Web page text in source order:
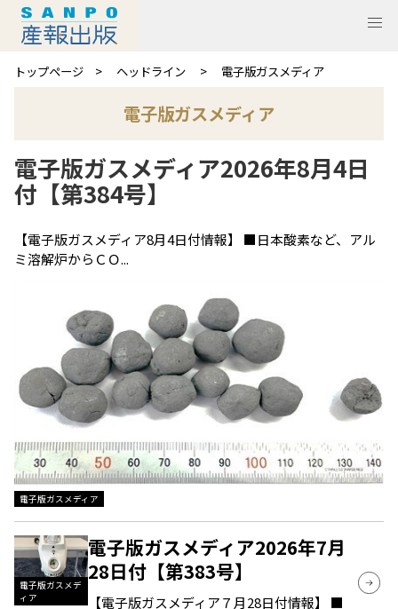
トップページ ヘッドライン 電子版ガスメディア
電子版ガスメディア
電子版ガスメディア2026年8月4日
付【第384号】
【電子版ガスメディア8月4日付情報】 ■日本酸素など、アル
ミ溶解炉からＣＯ...
電子版ガスメディア
電子版ガスメデ
ィア
電子版ガスメディア2026年7月
28日付【第383号】
【電子版ガスメディア７月28日付情報】 ■